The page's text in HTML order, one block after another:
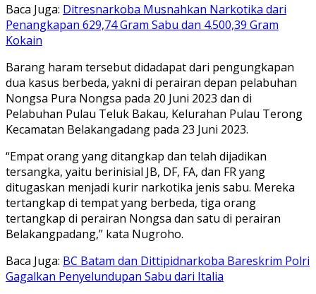
Baca Juga: Ditresnarkoba Musnahkan Narkotika dari
Penangkapan 629,74 Gram Sabu dan 4.500,39 Gram
Kokain
Barang haram tersebut didadapat dari pengungkapan
dua kasus berbeda, yakni di perairan depan pelabuhan
Nongsa Pura Nongsa pada 20 Juni 2023 dan di
Pelabuhan Pulau Teluk Bakau, Kelurahan Pulau Terong
Kecamatan Belakangadang pada 23 Juni 2023.
“Empat orang yang ditangkap dan telah dijadikan
tersangka, yaitu berinisial JB, DF, FA, dan FR yang
ditugaskan menjadi kurir narkotika jenis sabu. Mereka
tertangkap di tempat yang berbeda, tiga orang
tertangkap di perairan Nongsa dan satu di perairan
Belakangpadang,” kata Nugroho.
Baca Juga: BC Batam dan Dittipidnarkoba Bareskrim Polri
Gagalkan Penyelundupan Sabu dari Italia